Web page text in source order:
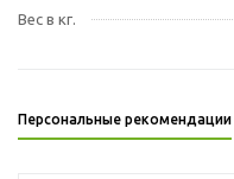
Вес в кг.
Персональные рекомендации